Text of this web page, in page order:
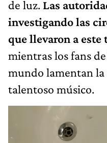
de luz. Las
investigando las
que llevaron a este
mientras los fans
mundo lamentan
talentoso músico.